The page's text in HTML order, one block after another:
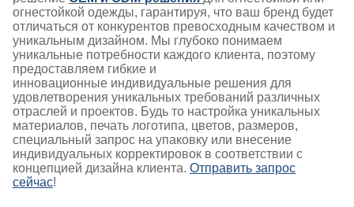
огнестойкой одежды, гарантируя, что ваш бренд будет
отличаться от конкурентов превосходным качеством и
уникальным дизайном. Мы глубоко понимаем
уникальные потребности каждого клиента, поэтому
предоставляем гибкие и
инновационные индивидуальные решения для
удовлетворения уникальных требований различных
отраслей и проектов. Будь то настройка уникальных
материалов, печать логотипа, цветов, размеров,
специальный запрос на упаковку или внесение
индивидуальных корректировок в соответствии с
концепцией дизайна клиента. Отправить запрос
сейчас!